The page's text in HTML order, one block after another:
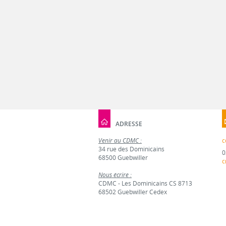
ADRESSE
Venir au CDMC :
34 rue des Dominicains
68500 Guebwiller
Nous écrire :
CDMC - Les Dominicains CS 8713
68502 Guebwiller Cedex